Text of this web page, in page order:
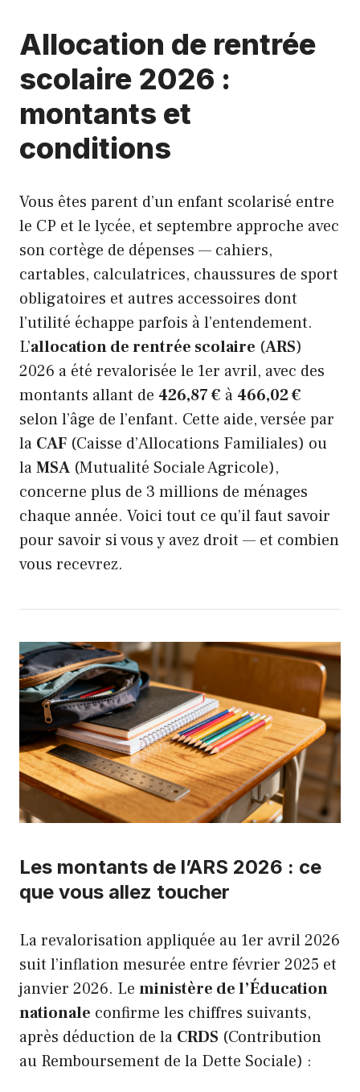
Allocation de rentrée
scolaire 2026 :
montants et
conditions
Vous êtes parent d’un enfant scolarisé entre
le CP et le lycée, et septembre approche avec
son cortège de dépenses — cahiers,
cartables, calculatrices, chaussures de sport
obligatoires et autres accessoires dont
l’utilité échappe parfois à l’entendement.
L’allocation de rentrée scolaire (ARS)
2026 a été revalorisée le 1er avril, avec des
montants allant de 426,87 € à 466,02 €
selon l’âge de l’enfant. Cette aide, versée par
la CAF (Caisse d’Allocations Familiales) ou
laMSA (Mutualité Sociale Agricole),
concerne plus de 3 millions de ménages
chaque année. Voici tout ce qu’il faut savoir
pour savoir si vous y avez droit — et combien
vous recevrez.
Les montants de l’ARS 2026 : ce
que vous allez toucher
La revalorisation appliquée au 1er avril 2026
suit l’inflation mesurée entre février 2025 et
janvier 2026. Le ministère de l’Éducation
nationale confirme les chiffres suivants,
après déduction de la CRDS (Contribution
au Remboursement de la Dette Sociale) :